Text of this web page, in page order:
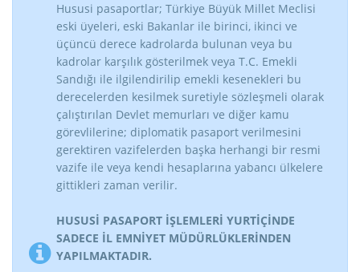
Hususi pasaportlar; Türkiye Büyük Millet Meclisi
eski üyeleri, eski Bakanlar ile birinci, ikinci ve
üçüncü derece kadrolarda bulunan veya bu
kadrolar karşılık gösterilmek veya T.C. Emekli
Sandığı ile ilgilendirilip emekli kesenekleri bu
derecelerden kesilmek suretiyle sözleşmeli olarak
çalıştırılan Devlet memurları ve diğer kamu
görevlilerine; diplomatik pasaport verilmesini
gerektiren vazifelerden başka herhangi bir resmi
vazife ile veya kendi hesaplarına yabancı ülkelere
gittikleri zaman verilir.
HUSUSİ PASAPORT İŞLEMLERİ YURTİÇİNDE
SADECE İL EMNİYET MÜDÜRLÜKLERİNDEN
YAPILMAKTADIR.